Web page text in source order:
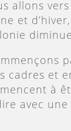
allons
et
cadres et
à
avec